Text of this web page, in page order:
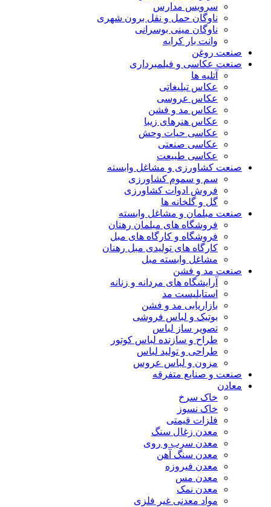
سرویس مدارس
ناوگان حمل و نقل برون شهری
ناوگان مینی بوسرانی
وانت بار کرایه
صنعت روغن
صنعت عکاسی و فیلمبرداری
آتلیه ها
عکاس تبلیغاتی
عکاس عروسی
عکاس مد و فشن
عکاس هنرهای زیبا
عکاسی حیات وحش
عکاسی صنعتی
عکاسی طبیعت
صنعت کشاورزی و مشاغل وابسته
سم و سموم کشاورزی
فروش ادوات کشاورزی
گل و گلخانه ها
صنعت مبلمان و مشاغل وابسته
فروشگاه های مبلمان رهنان
فروشگاه و کارگاه های مبل
کارگاه های تولیدی مبل رهنان
مشاغل وابسته مبل
صنعت مد و فشن
آرایشگاه های مردانه و زنانه
استایلیست مد
بازاریابی مد و فشن
بوتیک و لباس فروشی
تصویر ساز لباس
طراح و سازنده لباس کوتور
طراحی و تولید لباس
مزون و لباس عروس
صنعت و صنایع متفرقه
معادن
خاک سرخ
خاک نسوز
فلزات قیمتی
معدن زغال سنگ
معدن سرب و روی
معدن سنگ آهن
معدن فیروزه
معدن مس
معدن نمک
مواد معدنی غیر فلزی